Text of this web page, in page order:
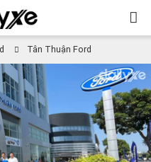
Tân Thuận Ford